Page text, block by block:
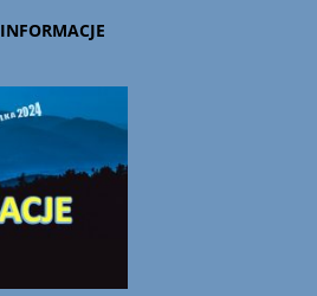
INFORMACJE